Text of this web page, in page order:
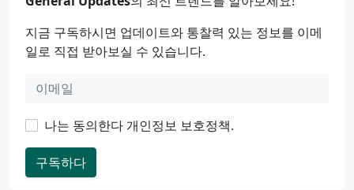
지금 구독하시면 업데이트와 통찰력 있는 정보를 이메
일로 직접 받아보실 수 있습니다.
나는 동의한다 개인정보 보호정책.
구독하다